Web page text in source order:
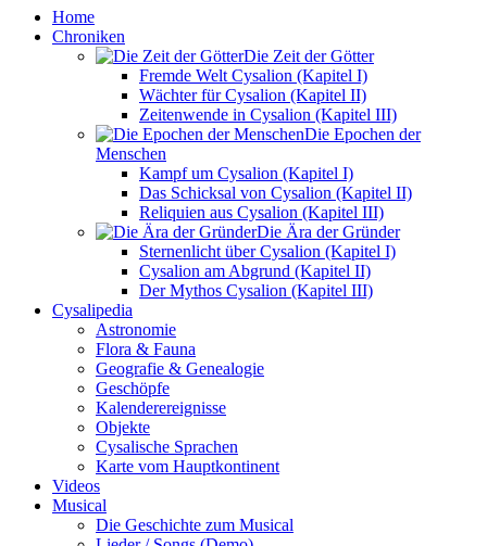
Home
Chroniken
Die Zeit der Götter
Fremde Welt Cysalion (Kapitel I)
Wächter für Cysalion (Kapitel II)
Zeitenwende in Cysalion (Kapitel III)
Die Epochen der
Menschen
Kampf um Cysalion (Kapitel I)
Das Schicksal von Cysalion (Kapitel II)
Reliquien aus Cysalion (Kapitel III)
Die Ära der Gründer
Sternenlicht über Cysalion (Kapitel I)
Cysalion am Abgrund (Kapitel II)
Der Mythos Cysalion (Kapitel III)
Cysalipedia
Astronomie
Flora & Fauna
Geografie & Genealogie
Geschöpfe
Kalenderereignisse
Objekte
Cysalische Sprachen
Karte vom Hauptkontinent
Videos
Musical
Die Geschichte zum Musical